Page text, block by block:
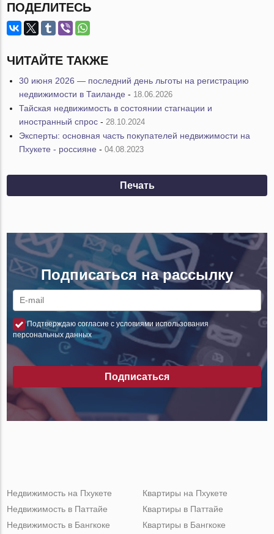
ПОДЕЛИТЕСЬ
ЧИТАЙТЕ ТАКЖЕ
30 июня 2026 — последний день льготы на регистрацию
недвижимости в Таиланде - 18.06.2026
Тайская недвижимость в состоянии стагнации и
иностранный спрос - 28.10.2024
Эксперты: основная часть покупателей недвижимости на
Пхукете - россияне -04.08.2023
Печать
Подписаться на рассылку
Подтверждаю согласие с условиями использования
персональных данных
Подписаться
Недвижимость на Пхукете
Недвижимость в Паттайе
Недвижимость в Бангкоке
Квартиры на Пхукете
Квартиры в Паттайе
Квартиры в Бангкоке